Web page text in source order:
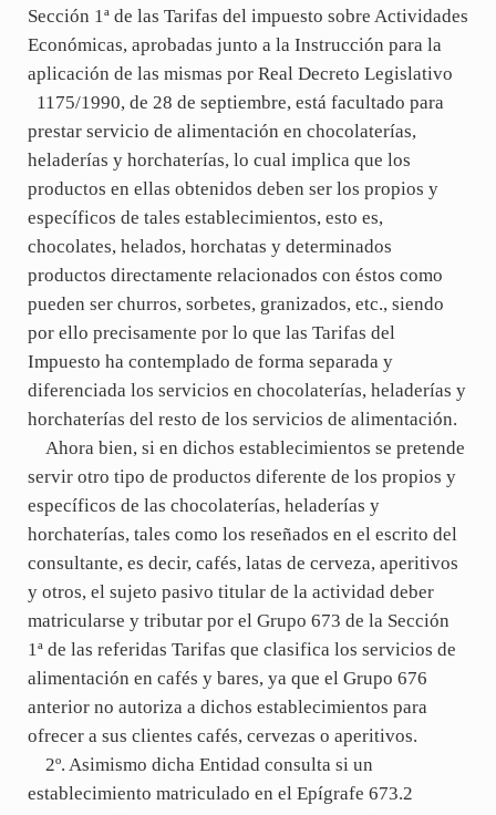
Sección 1ª de las Tarifas del impuesto sobre Actividades
Económicas, aprobadas junto a la Instrucción para la
aplicación de las mismas por Real Decreto Legislativo
1175/1990, de 28 de septiembre, está facultado para
prestar servicio de alimentación en chocolaterías,
heladerías y horchaterías, lo cual implica que los
productos en ellas obtenidos deben ser los propios y
específicos de tales establecimientos, esto es,
chocolates, helados, horchatas y determinados
productos directamente relacionados con éstos como
pueden ser churros, sorbetes, granizados, etc., siendo
por ello precisamente por lo que las Tarifas del
Impuesto ha contemplado de forma separada y
diferenciada los servicios en chocolaterías, heladerías y
horchaterías del resto de los servicios de alimentación.
Ahora bien, si en dichos establecimientos se pretende
servir otro tipo de productos diferente de los propios y
específicos de las chocolaterías, heladerías y
horchaterías, tales como los reseñados en el escrito del
consultante, es decir, cafés, latas de cerveza, aperitivos
y otros, el sujeto pasivo titular de la actividad deber
matricularse y tributar por el Grupo 673 de la Sección
1ª de las referidas Tarifas que clasifica los servicios de
alimentación en cafés y bares, ya que el Grupo 676
anterior no autoriza a dichos establecimientos para
ofrecer a sus clientes cafés, cervezas o aperitivos.
2º. Asimismo dicha Entidad consulta si un
establecimiento matriculado en el Epígrafe 673.2